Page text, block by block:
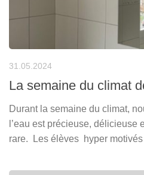
31.05.2024
La semaine du climat
Durant la semaine du climat,
l’eau est précieuse, délicieuse
rare. Les élèves hyper motivés